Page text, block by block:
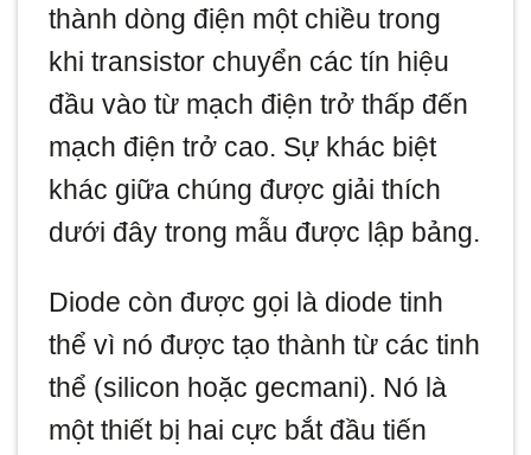
thành dòng điện một chiều trong
khi transistor chuyển các tín hiệu
đầu vào từ mạch điện trở thấp đến
mạch điện trở cao. Sự khác biệt
khác giữa chúng được giải thích
dưới đây trong mẫu được lập bảng.
Diode còn được gọi là diode tinh
thể vì nó được tạo thành từ các tinh
thể (silicon hoặc gecmani). Nó là
một thiết bị hai cực bắt đầu tiến